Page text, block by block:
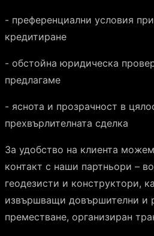
- преференциални условия
кредитиране
- обстойна юридическа
предлагаме
- яснота и прозрачност в
прехвърлителната сделка
За удобство на клиента
контакт с наши партньори –
геодезисти и конструктори,
извършващи довършителни и
преместване, организиран